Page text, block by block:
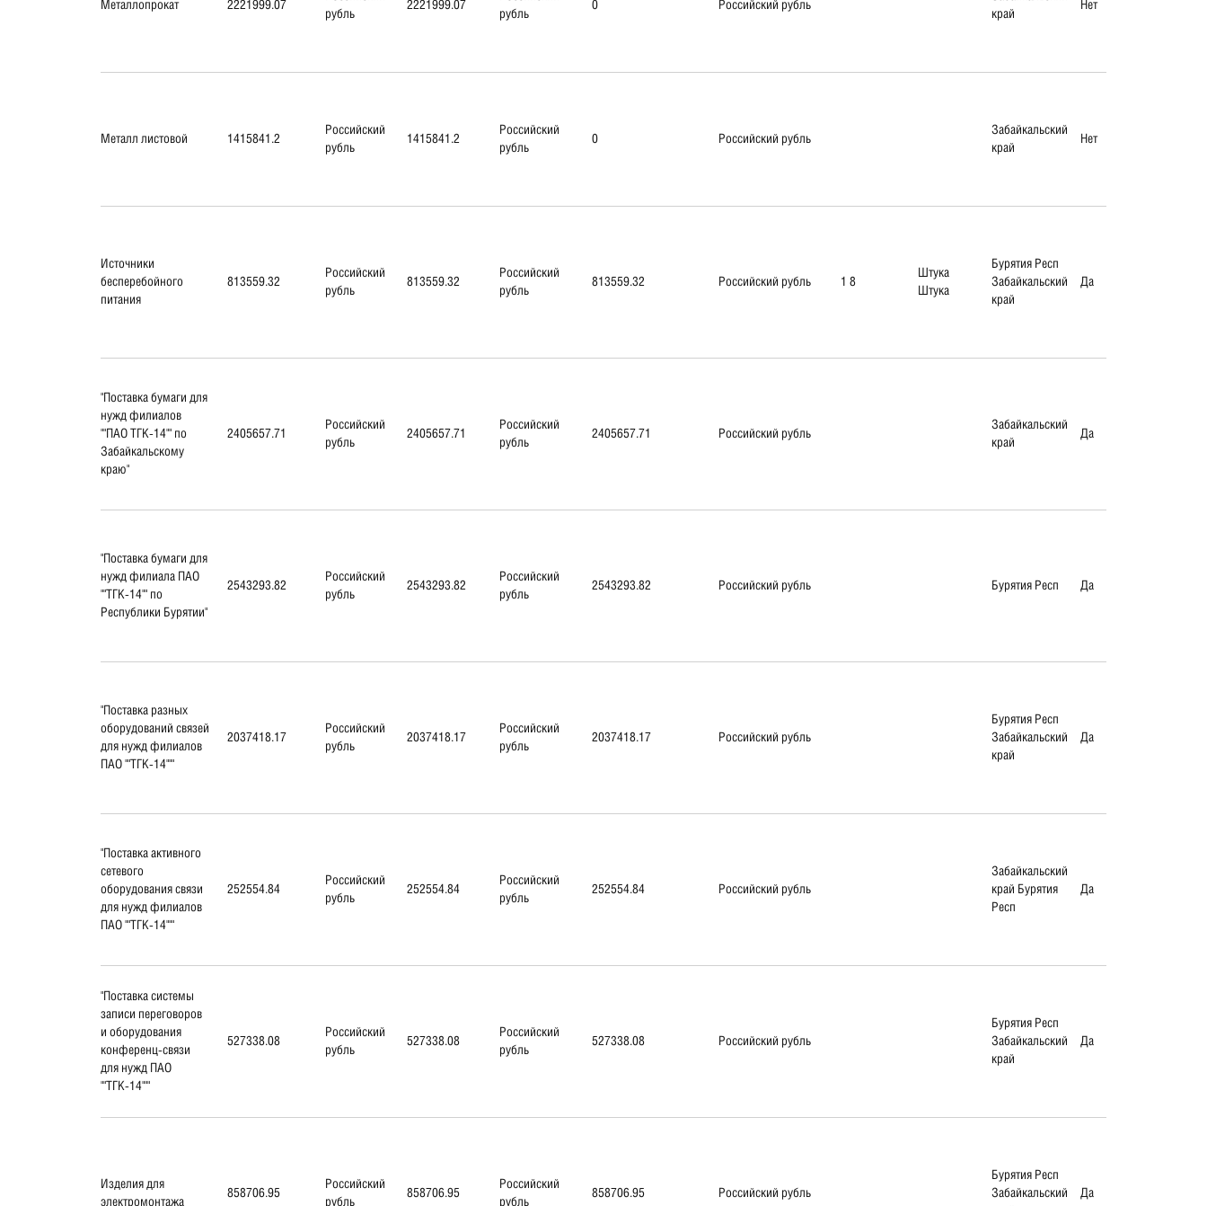
Металлопрокат 2221999.07
рубль
2221999.07
рубль
0 Российский рубль
край
Нет
Металл листовой 1415841.2
Российский
рубль
1415841.2
Российский
рубль
0 Российский рубль
Забайкальский
край
Нет
Источники
бесперебойного
питания
813559.32
Российский
рубль
813559.32
Российский
рубль
813559.32 Российский рубль 1 8
Штука
Штука
Бурятия Респ
Забайкальский
край
Да
"Поставка бумаги для
нужд филиалов
""ПАО ТГК-14"" по
Забайкальскому
краю"
2405657.71
Российский
рубль
2405657.71
Российский
рубль
2405657.71 Российский рубль
Забайкальский
край
Да
"Поставка бумаги для
нужд филиала ПАО
""ТГК-14"" по
Республики Бурятии"
2543293.82
Российский
рубль
2543293.82
Российский
рубль
2543293.82 Российский рубль Бурятия Респ Да
"Поставка разных
оборудований связей
для нужд филиалов
ПАО ""ТГК-14"""
2037418.17
Российский
рубль
2037418.17
Российский
рубль
2037418.17 Российский рубль
Бурятия Респ
Забайкальский
край
Да
"Поставка активного
сетевого
оборудования связи
для нужд филиалов
ПАО ""ТГК-14"""
252554.84
Российский
рубль
252554.84
Российский
рубль
252554.84 Российский рубль
Забайкальский
край Бурятия
Респ
Да
"Поставка системы
записи переговоров
и оборудования
конференц-связи
для нужд ПАО
""ТГК-14"""
527338.08
Российский
рубль
527338.08
Российский
рубль
527338.08 Российский рубль
Бурятия Респ
Забайкальский
край
Да
Изделия для
электромонтажа
858706.95
Российский
рубль
858706.95
Российский
рубль
858706.95 Российский рубль
Бурятия Респ
Забайкальский
Да